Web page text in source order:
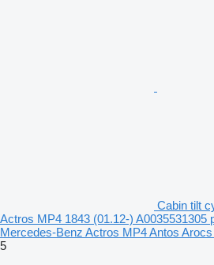
Cabin tilt
Actros MP4 1843 (01.12-) A0035531305
Mercedes-Benz Actros MP4 Antos
5